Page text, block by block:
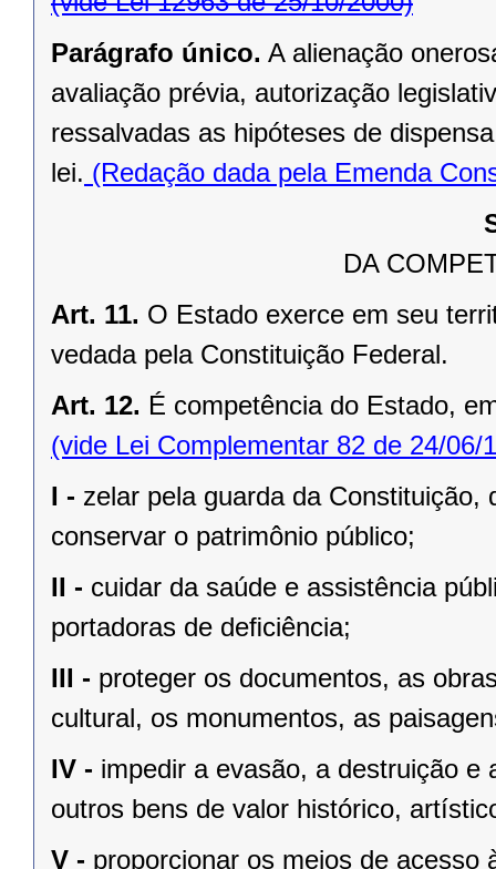
Parágrafo único. A alienação
avaliação prévia, autorização
ressalvadas as hipóteses de
lei. (Redação dada pela Emenda
DA
Art. 11. O Estado exerce em seu
vedada pela Constituição Federal.
Art. 12. É competência do Estado,
(vide Lei Complementar 82 de 24/06/
I - zelar pela guarda da
conservar o patrimônio público;
II - cuidar da saúde e assistência
portadoras de deﬁciência;
III - proteger os documentos, as
cultural, os monumentos, as
IV - impedir a evasão, a destruição e
outros bens de valor histórico,
V - proporcionar os meios de acesso